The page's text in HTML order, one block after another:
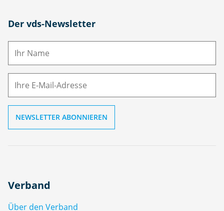
Der vds-Newsletter
N
M
Verband
Über den Verband